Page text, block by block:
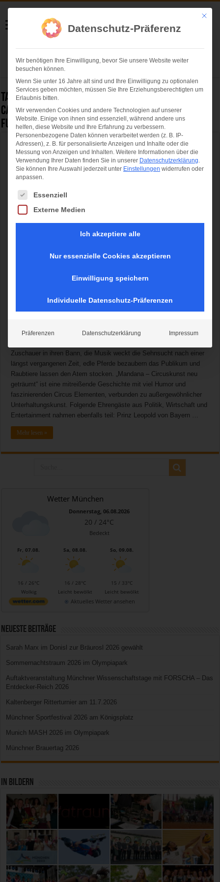
Helmut Swoboda
Fotografie
Herzlich willkommen
Tag Archives:
Cathy und Mats Hummels (Moderatorin bzw.
Fußballspieler)
Circus Krone “Mandana – Circuskunst neu
geträumt” feiert Weltpremiere auf der
Theresienwiese München
„Mandana“ die Pferdeprinzessin, begegnet der Liebe: Sie trifft den
Löwenmann. Die Grenzen zwischen Tier und Mensch verschwimmen.
Erfahrung aus über einem Jahrhundert gelebter Leidenschaft, der
Zuschauer in ihren Bann, die Musik weckt die Sehnsucht nach einer
längst vergangenen Zeit, edle Pferde bezaubern das Publikum und
Raubtiere lassen den Atem stocken. „Mandana – Circuskunst neu
geträumt“ ist eine mitreißende Geschichte mit viel Humor und
faszinierenden Circus Elementen, verbunden zu außergewöhnlicher
Unterhaltungskunst. Folgende Ehrengäste aus Politik, Wirtschaft und
Entertainment nahmen ebenfalls teil: Prinz Leopold von Bayern …
Mehr lesen »
Wetter München
Donnerstag, 06.08.2026
20 / 24°C
Bedeckt
Fr, 07.08.
16 / 26°C
Wolkig
Sa, 08.08.
16 / 28°C
Leicht bewölkt
So, 09.08.
15 / 33°C
Leicht bewölkt
Aktuelles Wetter ansehen
Neueste Beiträge
Sarah Marx im Donisl zur Bräurosl 2026 gewählt
Sommernachtstraum 2026 im Olympiapark
Auftaktveranstaltung Münchner Wissenschaftstage mit FORSCHA – Das
Entdecker-Reich 2026
Kaltenberger Ritterturnier am 11.7.2026
Münchner Sportfestival 2026 am Königsplatz
Munich MASH 2026 im Olympiapark
Münchner Brauertag 2026
In Bildern
Mit
Datenschutz-Präferenz
Wir benötigen Ihre Einwilligung, bevor Sie unsere Website weiter
besuchen können.
Wenn Sie unter 16 Jahre alt sind und Ihre Einwilligung zu optionalen
Services geben möchten, müssen Sie Ihre Erziehungsberechtigten um
Erlaubnis bitten.
Wir verwenden Cookies und andere Technologien auf unserer
Website. Einige von ihnen sind essenziell, während andere uns
helfen, diese Website und Ihre Erfahrung zu verbessern.
Personenbezogene Daten können verarbeitet werden (z. B. IP-
Adressen), z. B. für personalisierte Anzeigen und Inhalte oder die
Messung von Anzeigen und Inhalten. Weitere Informationen über die
Verwendung Ihrer Daten finden Sie in unserer Datenschutzerklärung.
Sie können Ihre Auswahl jederzeit unter Einstellungen widerrufen oder
anpassen.
Es folgt eine Liste der Service-Gruppen, für die eine Einwilligung
Essenziell
Externe Medien
Ich akzeptiere alle
Nur essenzielle Cookies akzeptieren
Einwilligung speichern
Individuelle Datenschutz-Präferenzen
Präferenzen Datenschutzerklärung Impressum